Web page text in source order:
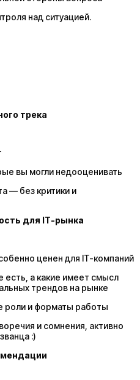
над ситуацией.
трека
вы могли недооценивать
— без критики и
для IT-рынка
ценен для IT-компаний
есть, а какие имеет смысл
трендов на рынке
роли и форматы работы
и сомнения, активно
:)